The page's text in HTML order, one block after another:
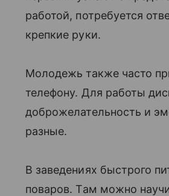
работой, потребуется
крепкие руки.
Молодежь также часто
телефону. Для работы
доброжелательность и
разные.
В заведениях быстрого
поваров. Там можно